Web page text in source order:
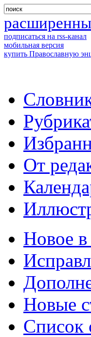
подписаться на rss-канал
мобильная версия
купить Православную
От
Новое в
Новые
Список